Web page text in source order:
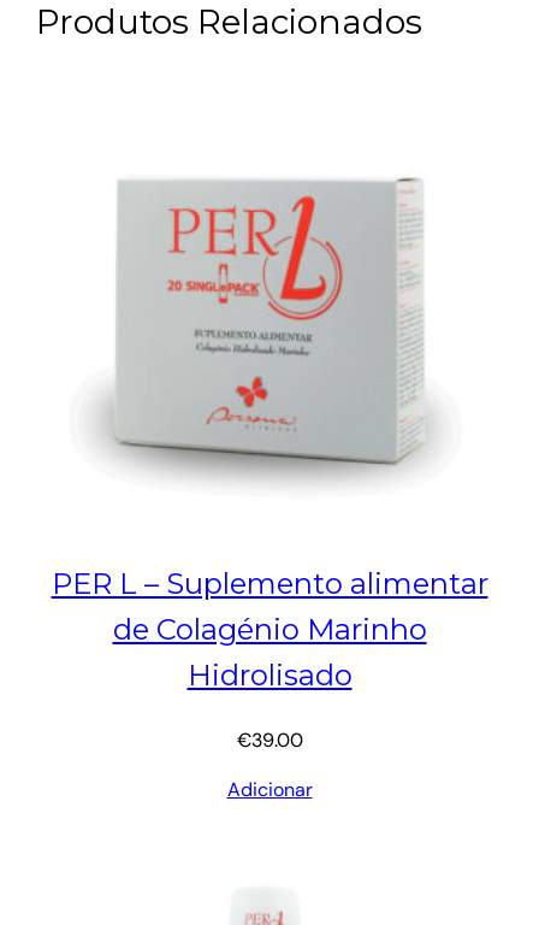
Produtos Relacionados
PER L – Suplemento alimentar
de Colagénio Marinho
Hidrolisado
€39.00
Adicionar